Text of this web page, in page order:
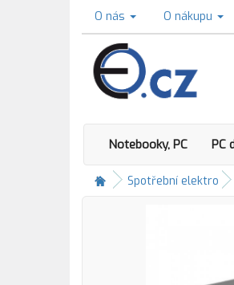
O nás O nákupu
Notebooky, PC PC
Spotřební elektro